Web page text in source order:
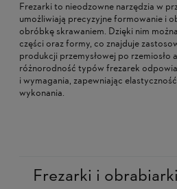
Frezarki to nieodzowne narzędzia w
umożliwiają precyzyjne formowanie i
obróbkę skrawaniem. Dzięki nim
części oraz formy, co znajduje
produkcji przemysłowej po rzemiosło
różnorodność typów frezarek
i wymagania, zapewniając
wykonania.
Frezarki i obrabiarki